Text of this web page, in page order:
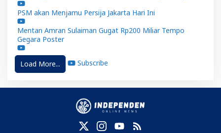
PSM akan Menjamu Persija Jakarta Hari Ini
Mentan Amran Sulaiman Gugat Rp200 Miliar Tempo
Gegara Poster
Load More... Subscribe